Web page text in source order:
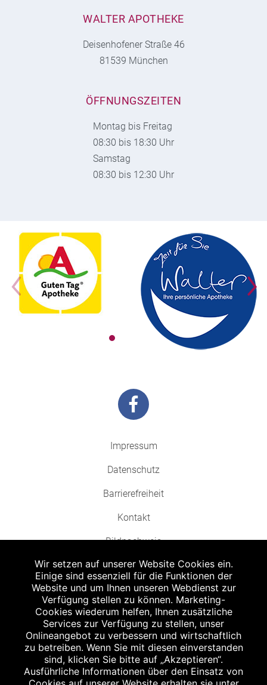
WALTER APOTHEKE
Deisenhofener Straße 46
81539 München
ÖFFNUNGSZEITEN
Montag bis Freitag
08:30 bis 18:30 Uhr
Samstag
08:30 bis 12:30 Uhr
Impressum
Datenschutz
Barrierefreiheit
Kontakt
Bildnachweis
Abgabe in haushaltsüblichen Mengen, solange der Vorrat reicht. Für Druck-
und Satzfehler keine Haftung.
Zu Risiken und Nebenwirkungen lesen Sie die Packungsbeilage und fragen
Sie Ihren Arzt oder Apotheker.
Angabe nach der deutschen Arzneimitteltaxe Apothekenerstattungspreis
(AEP). Der AEP ist keine unverbindliche Preisempfehlung der Hersteller. Der
AEP ist ein von den Apotheken in Ansatz gebrachter Preis für rezeptfreie
Wir setzen auf unserer Website Cookies ein.
Einige sind essenziell für die Funktionen der
Website und um Ihnen unseren Webdienst zur
Verfügung stellen zu können. Marketing-
Cookies wiederum helfen, Ihnen zusätzliche
Services zur Verfügung zu stellen, unser
Onlineangebot zu verbessern und wirtschaftlich
zu betreiben. Wenn Sie mit diesen einverstanden
sind, klicken Sie bitte auf „Akzeptieren“.
Ausführliche Informationen über den Einsatz von